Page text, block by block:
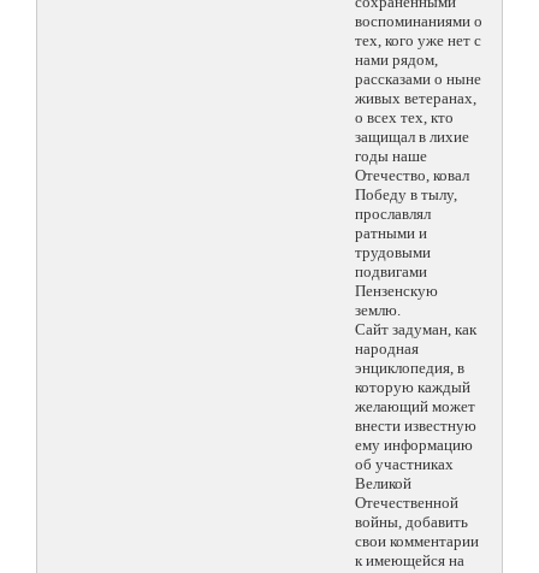
воспоминаниями о
тех, кого уже нет с
нами рядом,
рассказами о ныне
живых ветеранах,
о всех тех, кто
защищал в лихие
годы наше
Отечество, ковал
Победу в тылу,
прославлял
ратными и
трудовыми
подвигами
Пензенскую
землю.
Сайт задуман, как
народная
энциклопедия, в
которую каждый
желающий может
внести известную
ему информацию
об участниках
Великой
Отечественной
войны, добавить
свои комментарии
к имеющейся на